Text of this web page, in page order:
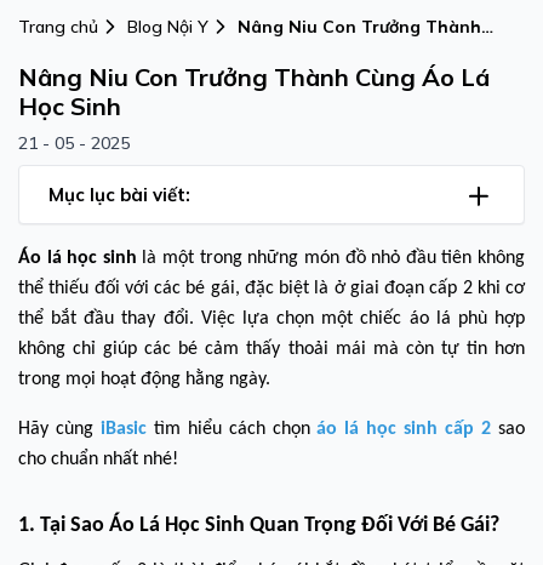
Trang chủ Blog Nội Y
Nâng Niu Con Trưởng Thành
Nâng Niu Con Trưởng Thành Cùng Áo Lá
Học Sinh
21 - 05 - 2025
Mục lục bài viết:
Áo lá học sinh là một trong những món đồ nhỏ đầu tiên không
thể thiếu đối với các bé gái, đặc biệt là ở giai đoạn cấp 2 khi cơ
thể bắt đầu thay đổi. Việc lựa chọn một chiếc áo lá phù hợp
không chỉ giúp các bé cảm thấy thoải mái mà còn tự tin hơn
trong mọi hoạt động hằng ngày.
Hãy cùng iBasictìm hiểu cách chọnáo lá học sinh cấp 2 sao
cho chuẩn nhất nhé!
1. Tại Sao Áo Lá Học Sinh Quan Trọng Đối Với Bé Gái?